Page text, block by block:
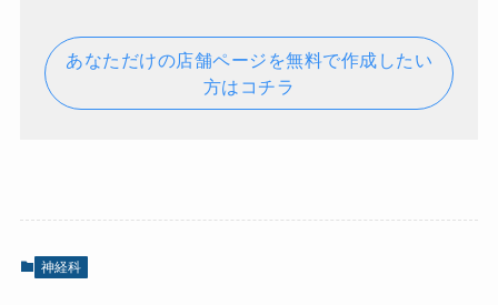
あなただけの店舗ページを無料で作成したい
方はコチラ
神経科